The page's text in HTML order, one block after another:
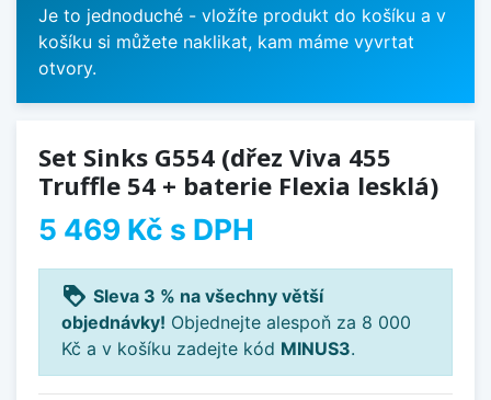
Je to jednoduché - vložíte produkt do košíku a v
košíku si můžete naklikat, kam máme vyvrtat
otvory.
Set Sinks G554 (dřez Viva 455
Truffle 54 + baterie Flexia lesklá)
5 469 Kč s DPH
loyalty Sleva 3 % na všechny větší
objednávky! Objednejte alespoň za 8 000
Kč a v košíku zadejte kód MINUS3.